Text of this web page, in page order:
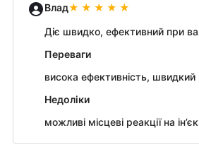
Влад
Діє швидко, ефективний при
Переваги
висока ефективність, швидкий
Недоліки
можливі місцеві реакції на